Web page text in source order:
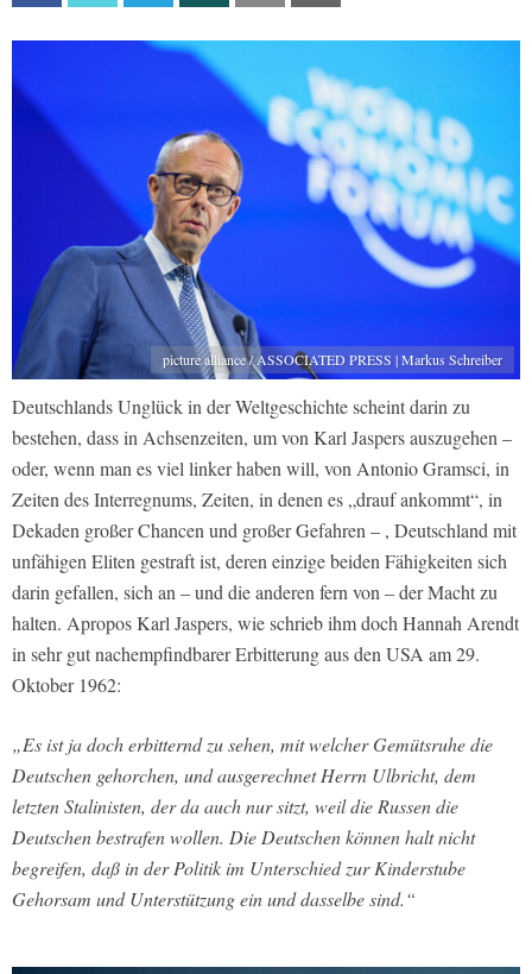
picture alliance / ASSOCIATED PRESS | Markus Schreiber
Deutschlands Unglück in der Weltgeschichte scheint darin zu
bestehen, dass in Achsenzeiten, um von Karl Jaspers auszugehen –
oder, wenn man es viel linker haben will, von Antonio Gramsci, in
Zeiten des Interregnums, Zeiten, in denen es „drauf ankommt“, in
Dekaden großer Chancen und großer Gefahren – , Deutschland mit
unfähigen Eliten gestraft ist, deren einzige beiden Fähigkeiten sich
darin gefallen, sich an – und die anderen fern von – der Macht zu
halten. Apropos Karl Jaspers, wie schrieb ihm doch Hannah Arendt
in sehr gut nachempfindbarer Erbitterung aus den USA am 29.
Oktober 1962:
„Es ist ja doch erbitternd zu sehen, mit welcher Gemütsruhe die
Deutschen gehorchen, und ausgerechnet Herrn Ulbricht, dem
letzten Stalinisten, der da auch nur sitzt, weil die Russen die
Deutschen bestrafen wollen. Die Deutschen können halt nicht
begreifen, daß in der Politik im Unterschied zur Kinderstube
Gehorsam und Unterstützung ein und dasselbe sind.“